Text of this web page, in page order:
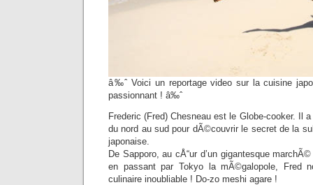
â‰ˆ Voici un reportage video sur la cuisine
passionnant ! â‰ˆ
Frederic (Fred) Chesneau est le Globe-cooker. Il
du nord au sud pour dÃ©couvrir le secret de la
japonaise.
De Sapporo, au cÅ“ur d’un gigantesque
en passant par Tokyo la mÃ©galopole, Fred
culinaire inoubliable ! Do-zo meshi agare !